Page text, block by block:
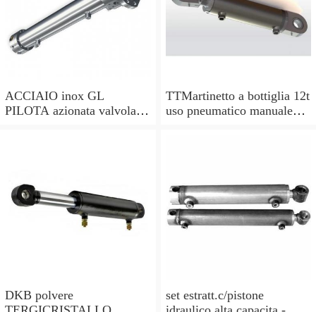
ACCIAIO inox GL
PILOTA azionata valvola di
TTMartinetto a bottiglia 12t
uso pneumatico manuale
DKB polvere
set estratt.c/pistone